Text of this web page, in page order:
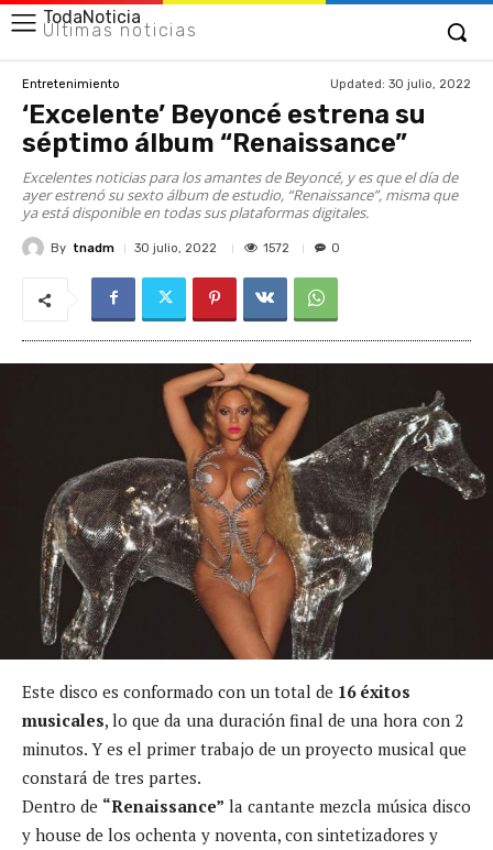
TodaNoticia
Últimas noticias
Entretenimiento Updated: 30 julio, 2022
‘Excelente’ Beyoncé estrena su
séptimo álbum “Renaissance”
Excelentes noticias para los amantes de Beyoncé, y es que el día de
ayer estrenó su sexto álbum de estudio, “Renaissance”, misma que
ya está disponible en todas sus plataformas digitales.
By tnadm 30 julio, 2022 1572 0
Este disco es conformado con un total de 16 éxitos
musicales, lo que da una duración final de una hora con 2
minutos. Y es el primer trabajo de un proyecto musical que
constará de tres partes.
Dentro de “Renaissance” la cantante mezcla música disco
y house de los ochenta y noventa, con sintetizadores y